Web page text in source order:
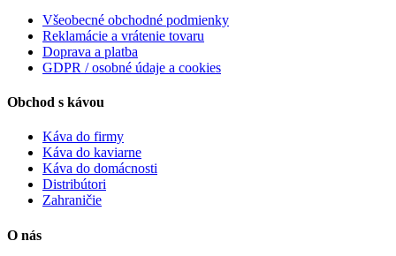
vybrať
na
stránke
produktu.
€200,00
Všeobecné obchodné podmienky
Reklamácie a vrátenie tovaru
Doprava a platba
GDPR / osobné údaje a cookies
Obchod s kávou
Káva do firmy
Káva do kaviarne
Káva do domácnosti
Distribútori
Zahraničie
O nás